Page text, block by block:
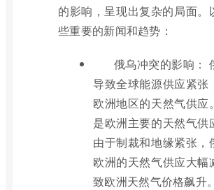
的影响，呈现出复杂的局面。
些重要的新闻和趋势：
俄乌冲突的影响：
导致全球能源供应紧张
欧洲地区的天然气供应
是欧洲主要的天然气供
由于制裁和地缘紧张，
欧洲的天然气供应大幅
致欧洲天然气价格飙升。